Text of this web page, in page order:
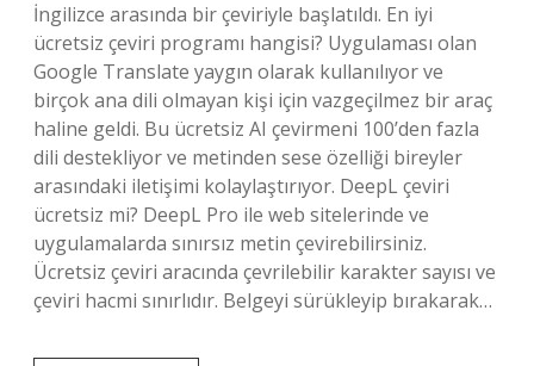
İngilizce arasında bir çeviriyle başlatıldı. En iyi
ücretsiz çeviri programı hangisi? Uygulaması olan
Google Translate yaygın olarak kullanılıyor ve
birçok ana dili olmayan kişi için vazgeçilmez bir araç
haline geldi. Bu ücretsiz AI çevirmeni 100’den fazla
dili destekliyor ve metinden sese özelliği bireyler
arasındaki iletişimi kolaylaştırıyor. DeepL çeviri
ücretsiz mi? DeepL Pro ile web sitelerinde ve
uygulamalarda sınırsız metin çevirebilirsiniz.
Ücretsiz çeviri aracında çevrilebilir karakter sayısı ve
çeviri hacmi sınırlıdır. Belgeyi sürükleyip bırakarak…